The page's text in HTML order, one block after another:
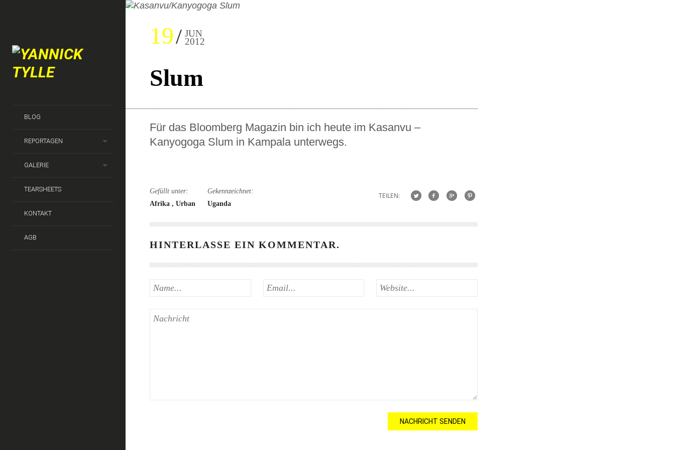
BLOG
REPORTAGEN
GALERIE
TEARSHEETS
KONTAKT
AGB
19 JUN
2012
Slum
Für das Bloomberg Magazin bin ich heute im Kasanvu –
Kanyogoga Slum in Kampala unterwegs.
Gefüllt unter:
Afrika
Urban
Gekennzeichnet:
Uganda
TEILEN:
HINTERLASSE EIN KOMMENTAR.